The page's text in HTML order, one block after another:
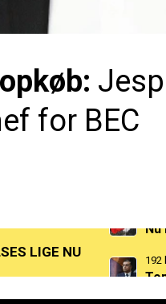
for BEC
LIGE NU